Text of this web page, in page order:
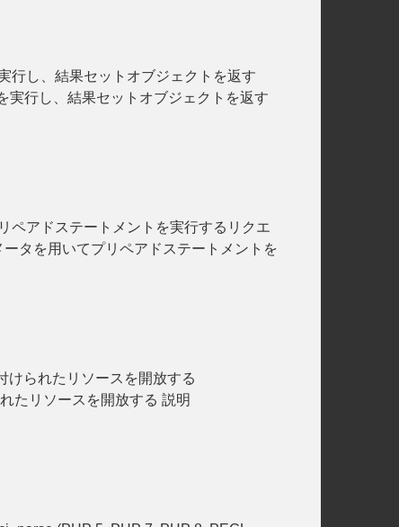
行し、結果セットオブジェクトを返す
実行し、結果セットオブジェクトを返す
ペアドステートメントを実行するリクエ
タを用いてプリペアドステートメントを
けられたリソースを開放する
たリソースを開放する 説明